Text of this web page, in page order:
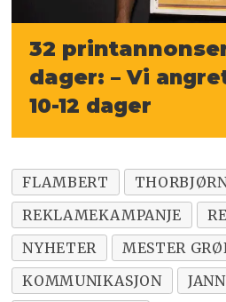
32
dager:– Vi
10-12 dager
FLAMBERT
REKLAMEKAMPANJE
NYHETER
MESTER
KOMMUNIKASJON